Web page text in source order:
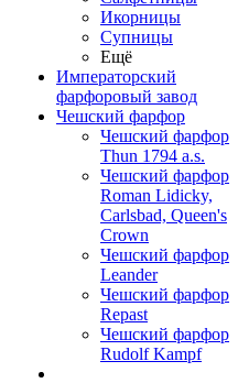
Икорницы
Супницы
Ещё
Императорский
фарфоровый завод
Чешский фарфор
Чешский фарфор
Thun 1794 a.s.
Чешский фарфор
Roman Lidicky,
Carlsbad, Queen's
Crown
Чешский фарфор
Leander
Чешский фарфор
Repast
Чешский фарфор
Rudolf Kampf